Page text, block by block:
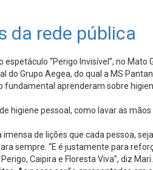
da rede pública
“Perigo Invisível”, no Mato
do Grupo Aegea, do qual a MS
fundamental aprenderam sobre
higiene pessoal, como lavar as
de lições que cada pessoa,
sempre. “E é justamente para
Caipira e Floresta Viva”, diz Mari.